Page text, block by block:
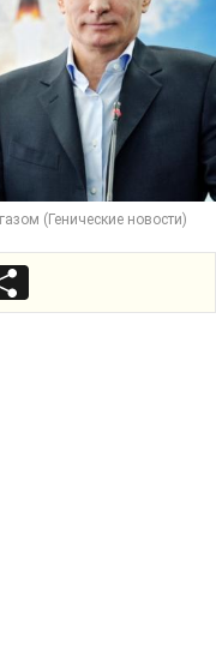
(Генические новости)